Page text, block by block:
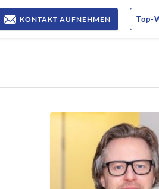
Top-
KONTAKT AUFNEHMEN